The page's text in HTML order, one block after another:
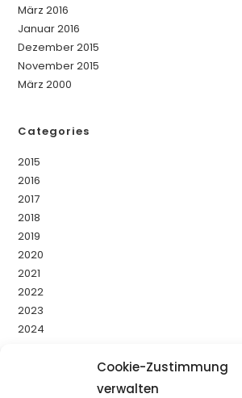
Cookie-Zustimmung
verwalten
März 2016
Januar 2016
Dezember 2015
November 2015
März 2000
Categories
2015
2016
2017
2018
2019
2020
2021
2022
2023
2024
Uncategorized